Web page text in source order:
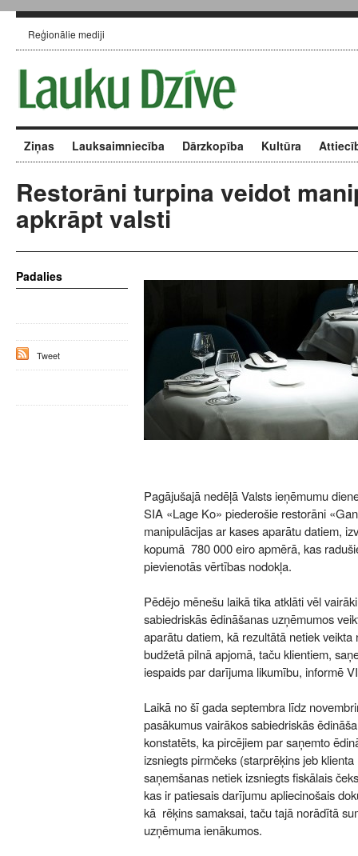
Reģionālie mediji
Ziņas Lauksaimniecība Dārzkopība Kultūra
Restorāni turpina veidot
apkrāpt valsti
Pagājušajā nedēļā Valsts ieņēmumu
SIA «Lage Ko» piederošie restorāni
manipulācijas ar kases aparātu datiem,
kopumā 780 000 eiro apmērā, kas
pievienotās vērtības nodokļa.
Pēdējo mēnešu laikā tika atklāti vēl
sabiedriskās ēdināšanas uzņēmumos
aparātu datiem, kā rezultātā netiek veikta
budžetā pilnā apjomā, taču klientiem,
iespaids par darījuma likumību, informē
Laikā no šī gada septembra līdz
pasākumus vairākos sabiedriskās
konstatēts, ka pircējiem par saņemto
izsniegts pirmčeks (starprēķins jeb
saņemšanas netiek izsniegts fiskālais
kas ir patiesais darījumu apliecinošais
kā rēķins samaksai, taču tajā norādītā
uzņēmuma ienākumos.
Padalies
Tweet